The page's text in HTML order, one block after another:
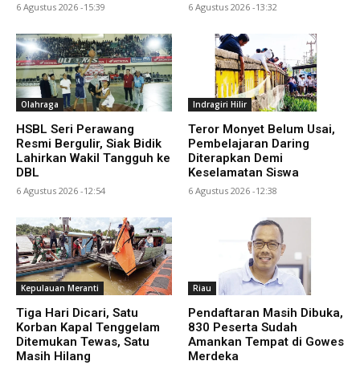
6 Agustus 2026 -15:39 6 Agustus 2026 -13:32
Olahraga
HSBL Seri Perawang
Resmi Bergulir, Siak Bidik
Lahirkan Wakil Tangguh ke
DBL
6 Agustus 2026 -12:54
Indragiri Hilir
Teror Monyet Belum Usai,
Pembelajaran Daring
Diterapkan Demi
Keselamatan Siswa
6 Agustus 2026 -12:38
Kepulauan Meranti
Tiga Hari Dicari, Satu
Korban Kapal Tenggelam
Ditemukan Tewas, Satu
Masih Hilang
Riau
Pendaftaran Masih Dibuka,
830 Peserta Sudah
Amankan Tempat di Gowes
Merdeka